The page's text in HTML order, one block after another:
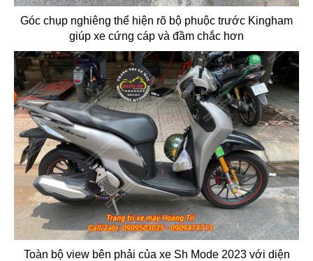
Góc chụp nghiêng thể hiện rõ bộ phuộc trước Kingham
giúp xe cứng cáp và đầm chắc hơn
Toàn bộ view bên phải của xe Sh Mode 2023 với diện